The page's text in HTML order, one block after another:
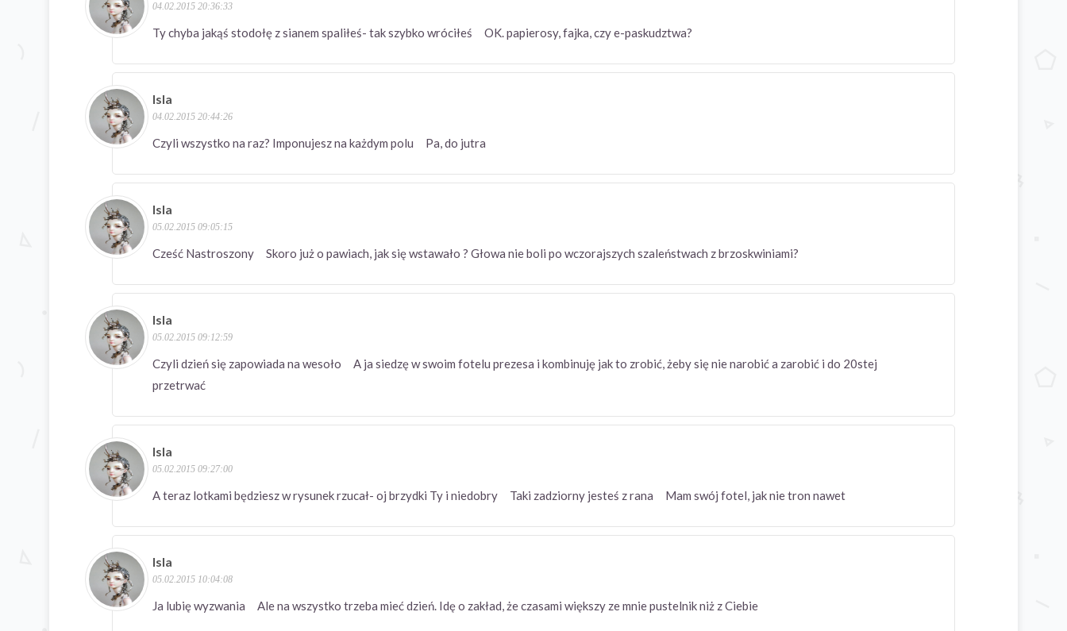
04.02.2015 20:36:33
Ty chyba jakąś stodołę z sianem spaliłeś- tak szybko wróciłeś OK. papierosy, fajka, czy e-paskudztwa?
Isla
04.02.2015 20:44:26
Czyli wszystko na raz? Imponujesz na każdym polu Pa, do jutra
Isla
05.02.2015 09:05:15
Cześć Nastroszony Skoro już o pawiach, jak się wstawało ? Głowa nie boli po wczorajszych szaleństwach z brzoskwiniami?
Isla
05.02.2015 09:12:59
Czyli dzień się zapowiada na wesoło A ja siedzę w swoim fotelu prezesa i kombinuję jak to zrobić, żeby się nie narobić a zarobić i do 20stej
przetrwać
Isla
05.02.2015 09:27:00
A teraz lotkami będziesz w rysunek rzucał- oj brzydki Ty i niedobry Taki zadziorny jesteś z rana Mam swój fotel, jak nie tron nawet
Isla
05.02.2015 10:04:08
Ja lubię wyzwania Ale na wszystko trzeba mieć dzień. Idę o zakład, że czasami większy ze mnie pustelnik niż z Ciebie